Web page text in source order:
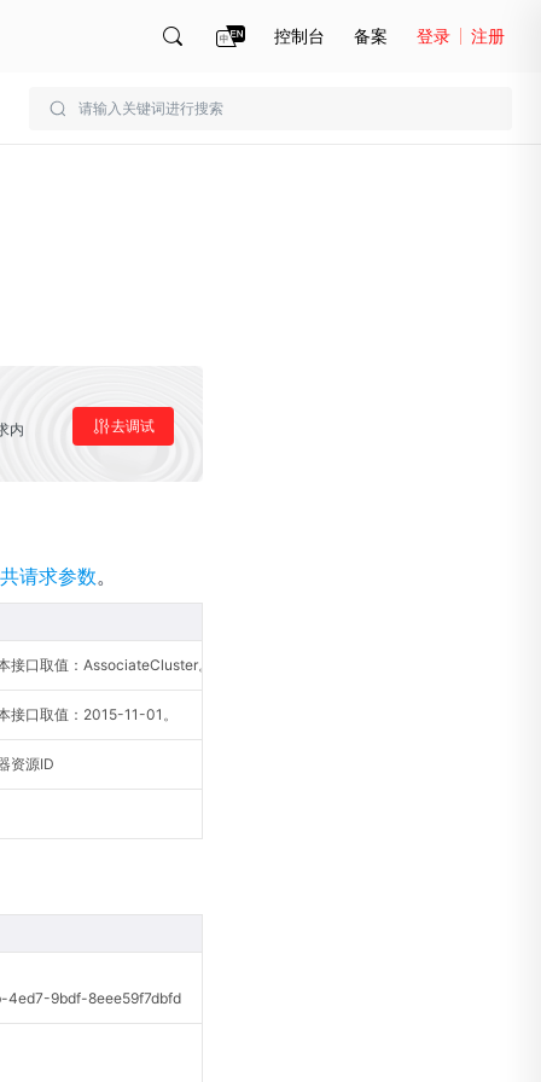
控制台 备案 登录 注册
内 去调试
请求参数。
接口取值：AssociateCluster。
接口取值：2015-11-01。
资源ID
4ed7-9bdf-8eee59f7dbfd